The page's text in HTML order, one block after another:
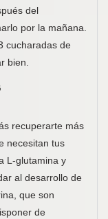
del
por la mañana.
cucharadas de
bien.
recuperarte más
necesitan tus
L-glutamina y
al desarrollo de
que son
de